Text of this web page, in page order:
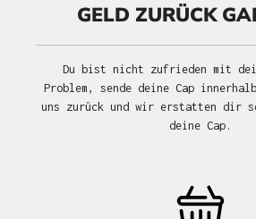
GELD ZURÜCK
Du bist nicht zufrieden mit
Problem, sende deine Cap
uns zurück und wir erstatten dir
deine Cap.